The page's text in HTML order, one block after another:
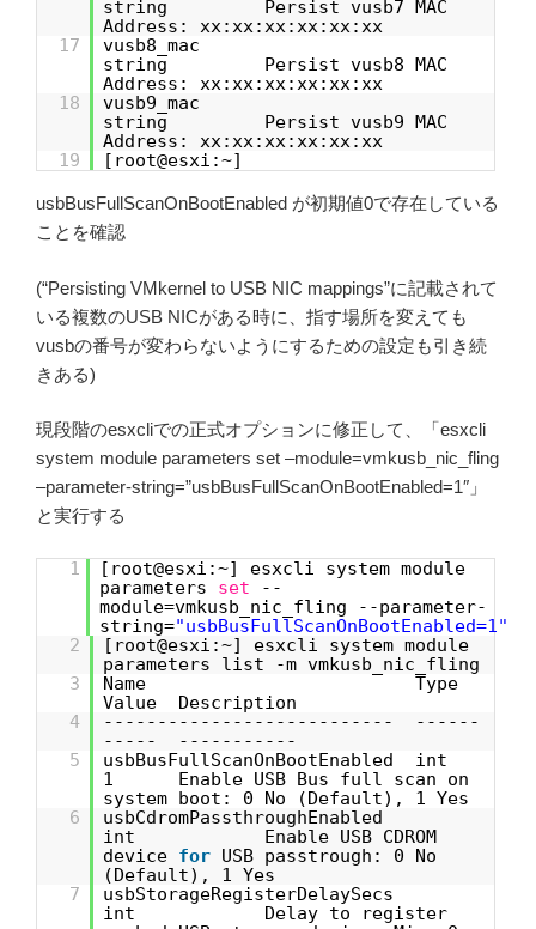
string Persist vusb7 MAC
Address: xx:xx:xx:xx:xx:xx
17
vusb8_mac
string Persist vusb8 MAC
Address: xx:xx:xx:xx:xx:xx
18
vusb9_mac
string Persist vusb9 MAC
Address: xx:xx:xx:xx:xx:xx
19
[root@esxi:~]
usbBusFullScanOnBootEnabled が初期値0で存在している
ことを確認
(“Persisting VMkernel to USB NIC mappings”に記載されて
いる複数のUSB NICがある時に、指す場所を変えても
vusbの番号が変わらないようにするための設定も引き続
きある)
現段階のesxcliでの正式オプションに修正して、「esxcli
system module parameters set –module=vmkusb_nic_fling
–parameter-string=”usbBusFullScanOnBootEnabled=1″」
と実行する
1
[root@esxi:~] esxcli system module
parameters set
--
module=vmkusb_nic_fling --parameter-
string="usbBusFullScanOnBootEnabled=1"
2
[root@esxi:~] esxcli system module
parameters list -m vmkusb_nic_fling
3
Name Type
Value Description
4
--------------------------- ------
----- -----------
5
usbBusFullScanOnBootEnabled int
1 Enable USB Bus full scan on
system boot: 0 No (Default), 1 Yes
6
usbCdromPassthroughEnabled
int Enable USB CDROM
device for USB passtrough: 0 No
(Default), 1 Yes
7
usbStorageRegisterDelaySecs
int Delay to register